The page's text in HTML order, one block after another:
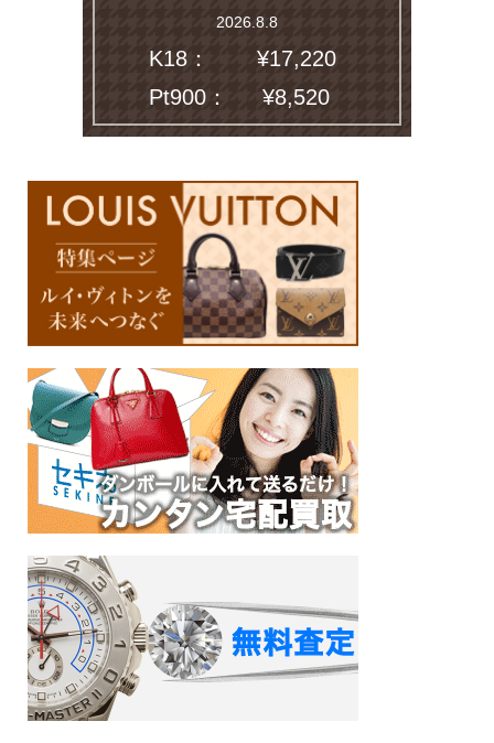
2026.8.8
K18：
¥17,220
Pt900：
¥8,520